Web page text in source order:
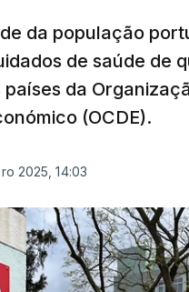
da população
de saúde de
da
(OCDE).
2025, 14:03